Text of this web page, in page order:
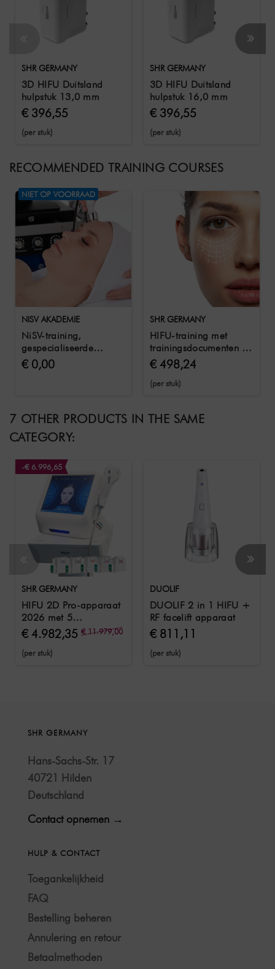
SHR GERMANY
3D HIFU Duitsland
hulpstuk 13,0 mm
€ 396,55
(per stuk)
SHR GERMANY
3D HIFU Duitsland
hulpstuk 16,0 mm
€ 396,55
(per stuk)
RECOMMENDED TRAINING COURSES
NIET OP VOORRAAD
NISV AKADEMIE
NiSV-training,
gespecialiseerde
module 5 echografie
€ 0,00
SHR GERMANY
HIFU-training met
trainingsdocumenten &
certificaat
€ 498,24
(per stuk)
7 OTHER PRODUCTS IN THE SAME
CATEGORY:
-€ 6.996,65
SHR GERMANY
HIFU 2D Pro-apparaat
2026 met 5
opzetstukken
€ 4.982,35 € 11.979,00
(per stuk)
DUOLIF
DUOLIF 2 in 1 HIFU +
RF facelift apparaat
€ 811,11
(per stuk)
SHR GERMANY
Hans-Sachs-Str. 17
40721 Hilden
Deutschland
Contact opnemen →
HULP & CONTACT
Toegankelijkheid
FAQ
Bestelling beheren
Annulering en retour
Betaalmethoden